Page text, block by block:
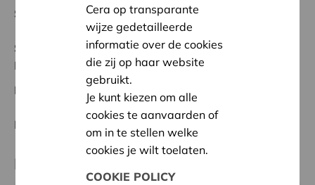
Startdatum:
22/04/2026
Status:
In behandeling
Réunion des bureaux
Datum:
22/04/2026
Beslissing: Goedgekeurd
Partner
Cera op transparante
wijze gedetailleerde
informatie over de cookies
die zij op haar website
gebruikt.
Je kunt kiezen om alle
cookies te aanvaarden of
om in te stellen welke
cookies je wilt toelaten.
COOKIE POLICY